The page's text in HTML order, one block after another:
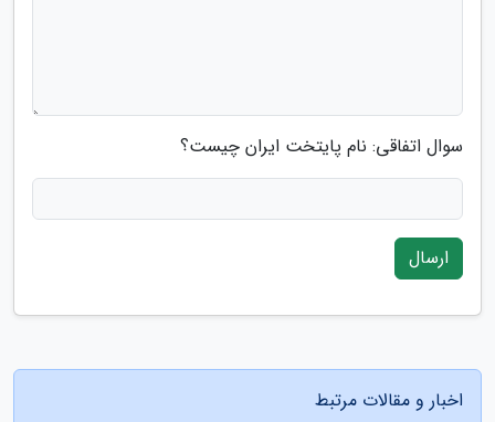
سوال اتفاقی: نام پایتخت ایران چیست؟
ارسال
اخبار و مقالات مرتبط